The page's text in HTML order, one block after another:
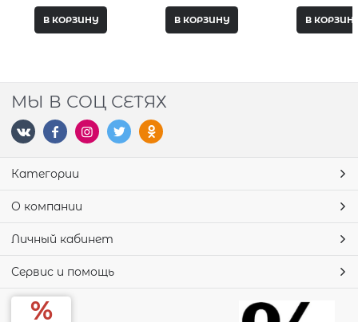
В КОРЗИНУ В КОРЗИНУ В
МЫ В СОЦ СЕТЯХ
Категории
О компании
Личный кабинет
Сервис и помощь